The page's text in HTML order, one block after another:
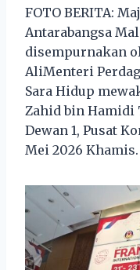
FOTO BERITA:
Antarabangsa
disempurnakan
AliMenteri
Sara Hidup
Zahid bin Hamidi
Dewan 1, Pusat
Mei 2026 Khamis.